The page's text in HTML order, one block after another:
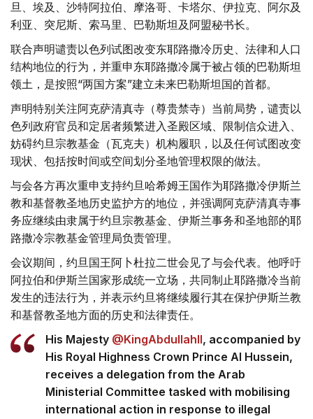
旦、埃及、沙特阿拉伯、摩洛哥、卡塔尔、伊拉克、阿尔及
利亚、突尼斯、索马里、巴勒斯坦及阿盟秘书长。
联合声明谴责以色列试图改变东耶路撒冷历史、法律和人口
结构地位的行为，并重申东耶路撒冷属于被占领的巴勒斯坦
领土，是按照“两国方案”建立未来巴勒斯坦国的首都。
声明特别关注阿克萨清真寺（尊贵禁寺）当前局势，谴责以
色列政府官员和定居者频繁进入圣殿区域、限制信众进入、
妨碍约旦宗教基金（瓦克夫）机构履职，以及任何试图改变
现状、包括按时间或空间划分圣地管理权限的做法。
与会各方再次重申支持约旦哈希姆王国作为耶路撒冷伊斯兰
教和基督教圣地历史监护方的地位，并强调阿克萨清真寺事
务应继续由隶属于约旦宗教基金、伊斯兰事务和圣地部的耶
路撒冷宗教基金管理局负责管理。
会议期间，约旦国王阿卜杜拉二世会见了与会代表。他呼吁
阿拉伯和伊斯兰国家形成统一立场，共同制止耶路撒冷当前
发生的违法行为，并表示约旦将继续履行其在保护伊斯兰教
和基督教圣地方面的历史和法律责任。
His Majesty @KingAbdullahII, accompanied by
His Royal Highness Crown Prince Al Hussein,
receives a delegation from the Arab
Ministerial Committee tasked with mobilising
international action in response to illegal